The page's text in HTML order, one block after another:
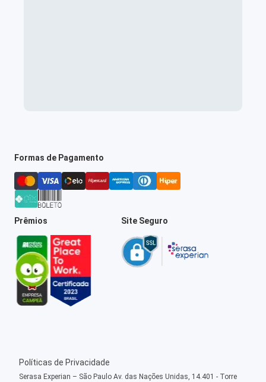
Formas de Pagamento
Prêmios Site Seguro
Políticas de Privacidade
Serasa Experian – São Paulo Av. das Nações Unidas, 14.401 - Torre